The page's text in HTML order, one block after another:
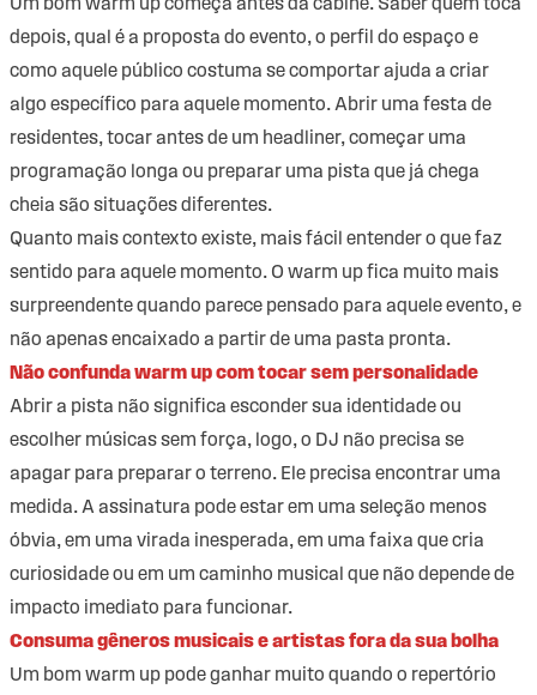
Um bom warm up começa antes da cabine. Saber quem toca
depois, qual é a proposta do evento, o perfil do espaço e
como aquele público costuma se comportar ajuda a criar
algo específico para aquele momento. Abrir uma festa de
residentes, tocar antes de um headliner, começar uma
programação longa ou preparar uma pista que já chega
cheia são situações diferentes.
Quanto mais contexto existe, mais fácil entender o que faz
sentido para aquele momento. O warm up fica muito mais
surpreendente quando parece pensado para aquele evento, e
não apenas encaixado a partir de uma pasta pronta.
Não confunda warm up com tocar sem personalidade
Abrir a pista não significa esconder sua identidade ou
escolher músicas sem força, logo, o DJ não precisa se
apagar para preparar o terreno. Ele precisa encontrar uma
medida. A assinatura pode estar em uma seleção menos
óbvia, em uma virada inesperada, em uma faixa que cria
curiosidade ou em um caminho musical que não depende de
impacto imediato para funcionar.
Consuma gêneros musicais e artistas fora da sua bolha
Um bom warm up pode ganhar muito quando o repertório